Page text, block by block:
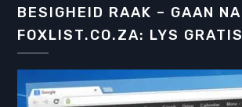
BESIGHEID RAAK – GAAN NA
FOXLIST.CO.ZA: LYS GRATIS